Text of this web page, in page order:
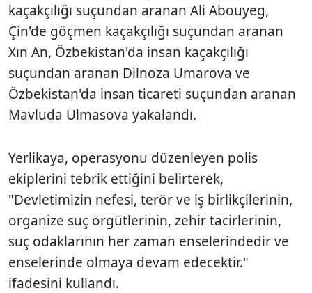
kaçakçılığı suçundan aranan Ali Abouyeg,
Çin'de göçmen kaçakçılığı suçundan aranan
Xın An, Özbekistan'da insan kaçakçılığı
suçundan aranan Dilnoza Umarova ve
Özbekistan'da insan ticareti suçundan aranan
Mavluda Ulmasova yakalandı.
Yerlikaya, operasyonu düzenleyen polis
ekiplerini tebrik ettiğini belirterek,
"Devletimizin nefesi, terör ve iş birlikçilerinin,
organize suç örgütlerinin, zehir tacirlerinin,
suç odaklarının her zaman enselerindedir ve
enselerinde olmaya devam edecektir."
ifadesini kullandı.